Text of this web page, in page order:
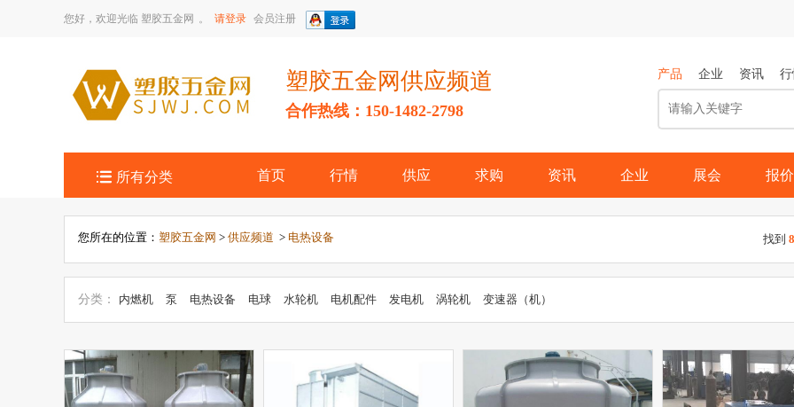
您好，欢迎光临 塑胶五金网 。 请登录 会员注册
塑胶五金网供应频道
合作热线：150-1482-2798
产品 企业 资讯
 所有分类 首页 行情 供应 求购 资讯 企业 展会 报价
您所在的位置： 塑胶五金网 > 供应频道 > 电热设备 找到
分类： 内燃机 泵 电热设备 电球 水轮机 电机配件 发电机 涡轮机 变速器（机）